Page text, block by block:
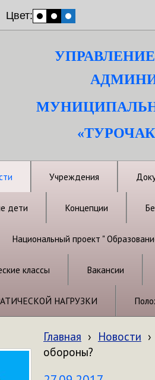
Цвет:
Учреждения
дети Концепции
Национальный проект "
классы Вакансии
НАГРУЗКИ
Главная › Новости ›
обороны?